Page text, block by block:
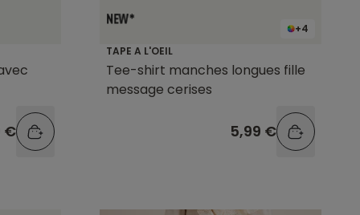
€
+4
TAPE A L'OEIL
Tee-shirt manches longues fille
message cerises
5,99 €